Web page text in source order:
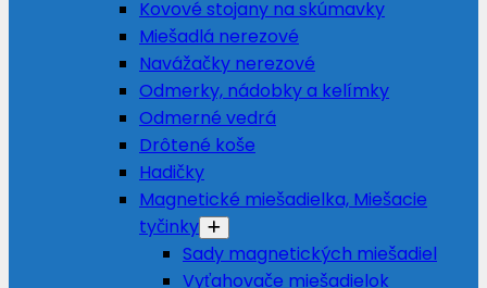
Kovové stojany na skúmavky
Miešadlá nerezové
Navážačky nerezové
Odmerky, nádobky a kelímky
Odmerné vedrá
Drôtené koše
Hadičky
Magnetické miešadielka, Miešacie
tyčinky
Sady magnetických miešadiel
Vyťahovače miešadielok